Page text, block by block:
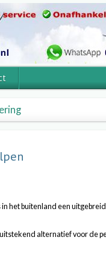
het buitenland een
alternatief voor de